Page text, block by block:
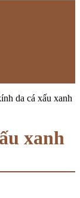
da cá xấu xanh
xanh